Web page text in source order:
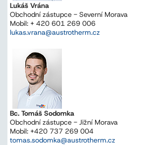
Lukáš Vrána
Obchodní zástupce - Severní Morava
Mobil: + 420 601 269 006
lukas.vrana@austrotherm.cz
Bc. Tomáš Sodomka
Obchodní zástupce - Jižní Morava
Mobil: +420 737 269 004
tomas.sodomka@austrotherm.cz